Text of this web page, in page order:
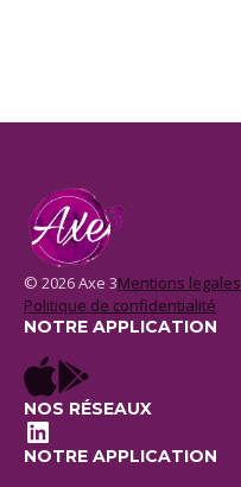
© 2026 Axe 3Mentions legales
Politique de confidentialité
NOTRE APPLICATION
NOS RÉSEAUX
LinkedIn
NOTRE APPLICATION